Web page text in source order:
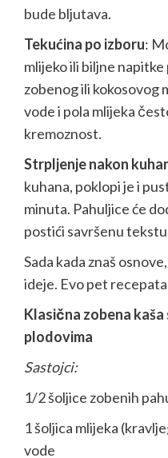
bude bljutava.
Tekućina po izboru:
mlijeko ili biljne
zobenog ili kokosovog
vode i pola mlijeka
kremoznost.
Strpljenje nakon
kuhana, poklopi je i
minuta. Pahuljice će
postići savršenu
Sada kada znaš
ideje. Evo pet
Klasična zobena
plodovima
Sastojci:
1/2 šoljice zobenih
1 šoljica mlijeka
vode